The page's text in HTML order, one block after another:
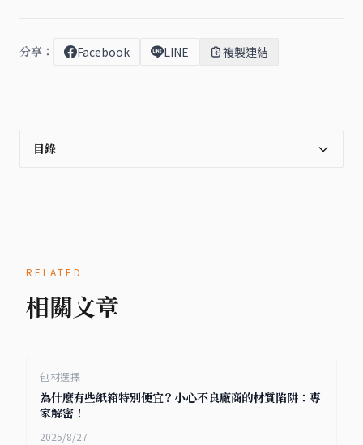
分享： Facebook LINE 複製連結
目錄
RELATED
相關文章
包材選擇
為什麼有些紙箱特別便宜？小心不良廠商的材質陷阱：專
家解密！
2025/8/27